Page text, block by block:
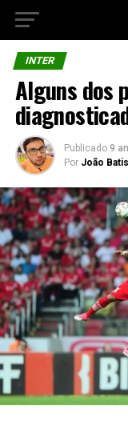
INTER
Alguns dos
Publicado 9
Por João